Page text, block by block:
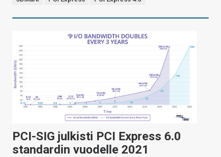
PCI-SIG julkisti PCI Express 6.0
standardin vuodelle 2021